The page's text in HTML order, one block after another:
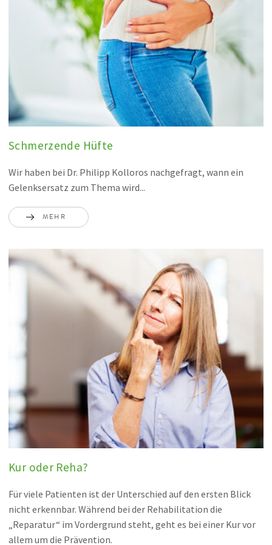
Schmerzende Hüfte
Wir haben bei Dr. Philipp Kolloros nachgefragt, wann ein
Gelenksersatz zum Thema wird...
MEHR
Kur oder Reha?
Für viele Patienten ist der Unterschied auf den ersten Blick
nicht erkennbar. Während bei der Rehabilitation die
„Reparatur“ im Vordergrund steht, geht es bei einer Kur vor
allem um die Prävention.